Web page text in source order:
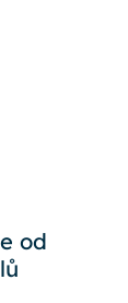
od